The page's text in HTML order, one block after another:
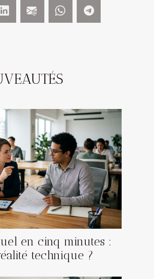
en cinq minutes :
technique ?